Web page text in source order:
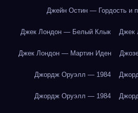
Джейн Остин — Гордость и
Джек Лондон — Белый Клык Джек
Джек Лондон — Мартин Иден
Джордж Оруэлл — 1984
Джордж Оруэлл — 1984